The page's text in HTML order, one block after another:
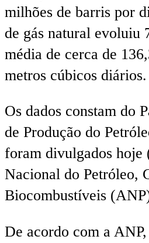
milhões de barris por
de gás natural evoluiu
média de cerca de
metros cúbicos diários.
Os dados constam do
de Produção do
foram divulgados hoje
Nacional do Petróleo,
Biocombustíveis
De acordo com a